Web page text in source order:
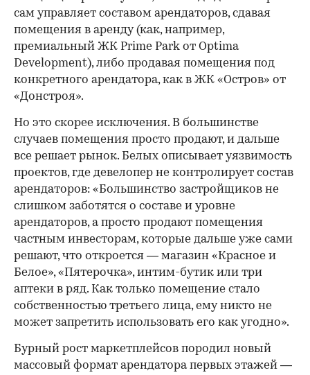
сам управляет составом арендаторов, сдавая
помещения в аренду (как, например,
премиальный ЖК Prime Park от Optima
Development), либо продавая помещения под
конкретного арендатора, как в ЖК «Остров» от
«Донстроя».
Но это скорее исключения. В большинстве
случаев помещения просто продают, и дальше
все решает рынок. Белых описывает уязвимость
проектов, где девелопер не контролирует состав
арендаторов: «Большинство застройщиков не
слишком заботятся о составе и уровне
арендаторов, а просто продают помещения
частным инвесторам, которые дальше уже сами
решают, что откроется — магазин «Красное и
Белое», «Пятерочка», интим-бутик или три
аптеки в ряд. Как только помещение стало
собственностью третьего лица, ему никто не
может запретить использовать его как угодно».
Бурный рост маркетплейсов породил новый
массовый формат арендатора первых этажей —